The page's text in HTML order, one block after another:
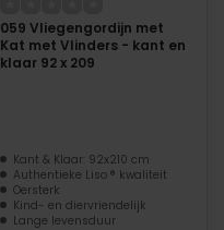
059 Vliegengordijn met
Kat met Vlinders - kant en
klaar 92 x 209
Kant & Klaar: 92x210 cm
Authentieke Liso ® kwaliteit
Oersterk
Kind- en diervriendelijk
Lange levensduur